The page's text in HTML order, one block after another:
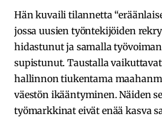
Hän kuvaili tilannetta
jossa uusien työntekijöiden
hidastunut ja samalla
supistunut. Taustalla
hallinnon tiukentama
väestön ikääntyminen. Näiden
työmarkkinat eivät enää kasva